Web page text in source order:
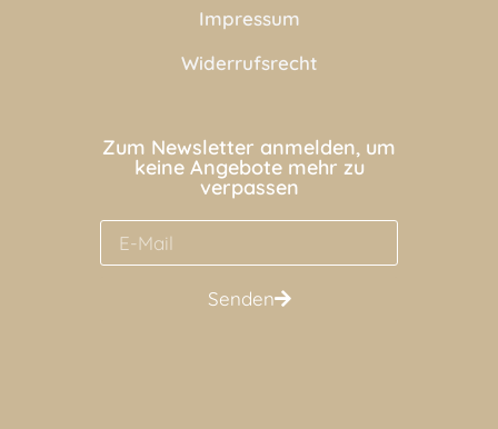
Impressum
Widerrufsrecht
Zum Newsletter anmelden, um
keine Angebote mehr zu
verpassen
Senden